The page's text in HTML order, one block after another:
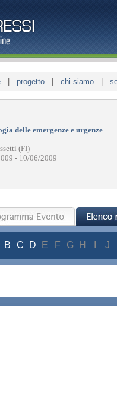
progetto chi siamo
delle emergenze e urgenze
(FI)
- 10/06/2009
B C D E F G H J